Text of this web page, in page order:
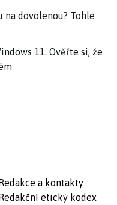
dovolenou? Tohle
11. Ověřte si, že
a kontakty
etický kodex